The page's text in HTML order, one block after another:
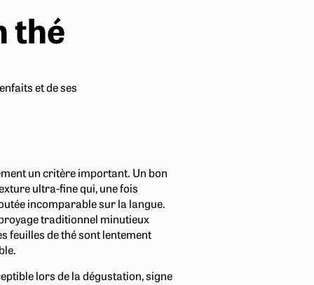
thé
et de ses
un critère important. Un bon
ultra-fine qui, une fois
incomparable sur la langue.
traditionnel minutieux
feuilles de thé sont lentement
lors de la dégustation, signe